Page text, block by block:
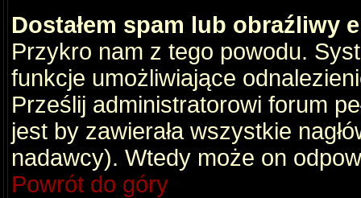
Dostałem spam lub obraźliwy
Przykro nam z tego powodu.
funkcje umożliwiające
Prześlij administratorowi forum
jest by zawierała wszystkie
nadawcy). Wtedy może on
Powrót do góry